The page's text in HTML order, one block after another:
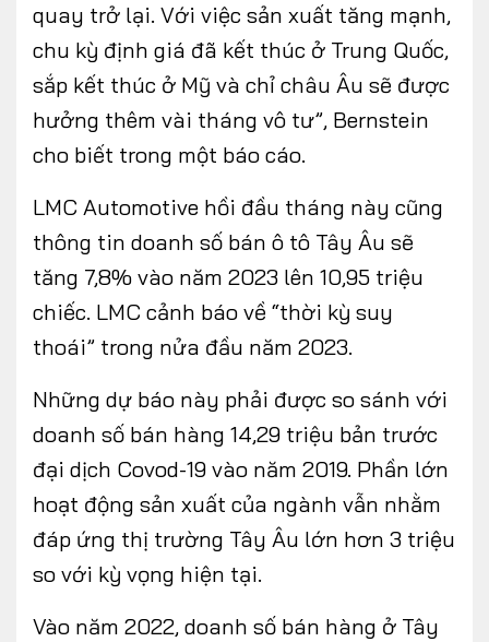
quay trở lại. Với việc sản xuất tăng mạnh,
chu kỳ định giá đã kết thúc ở Trung Quốc,
sắp kết thúc ở Mỹ và chỉ châu Âu sẽ được
hưởng thêm vài tháng vô tư”, Bernstein
cho biết trong một báo cáo.
LMC Automotive hồi đầu tháng này cũng
thông tin doanh số bán ô tô Tây Âu sẽ
tăng 7,8% vào năm 2023 lên 10,95 triệu
chiếc. LMC cảnh báo về “thời kỳ suy
thoái” trong nửa đầu năm 2023.
Những dự báo này phải được so sánh với
doanh số bán hàng 14,29 triệu bản trước
đại dịch Covod-19 vào năm 2019. Phần lớn
hoạt động sản xuất của ngành vẫn nhằm
đáp ứng thị trường Tây Âu lớn hơn 3 triệu
so với kỳ vọng hiện tại.
Vào năm 2022, doanh số bán hàng ở Tây